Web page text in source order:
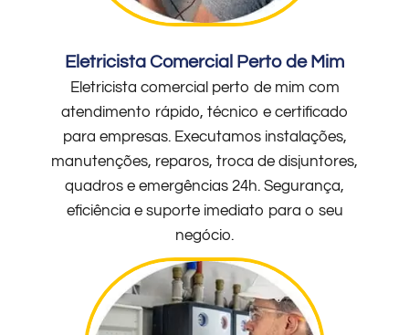
Eletricista Comercial Perto de Mim
Eletricista comercial perto de mim com
atendimento rápido, técnico e certificado
para empresas. Executamos instalações,
manutenções, reparos, troca de disjuntores,
quadros e emergências 24h. Segurança,
eficiência e suporte imediato para o seu
negócio.